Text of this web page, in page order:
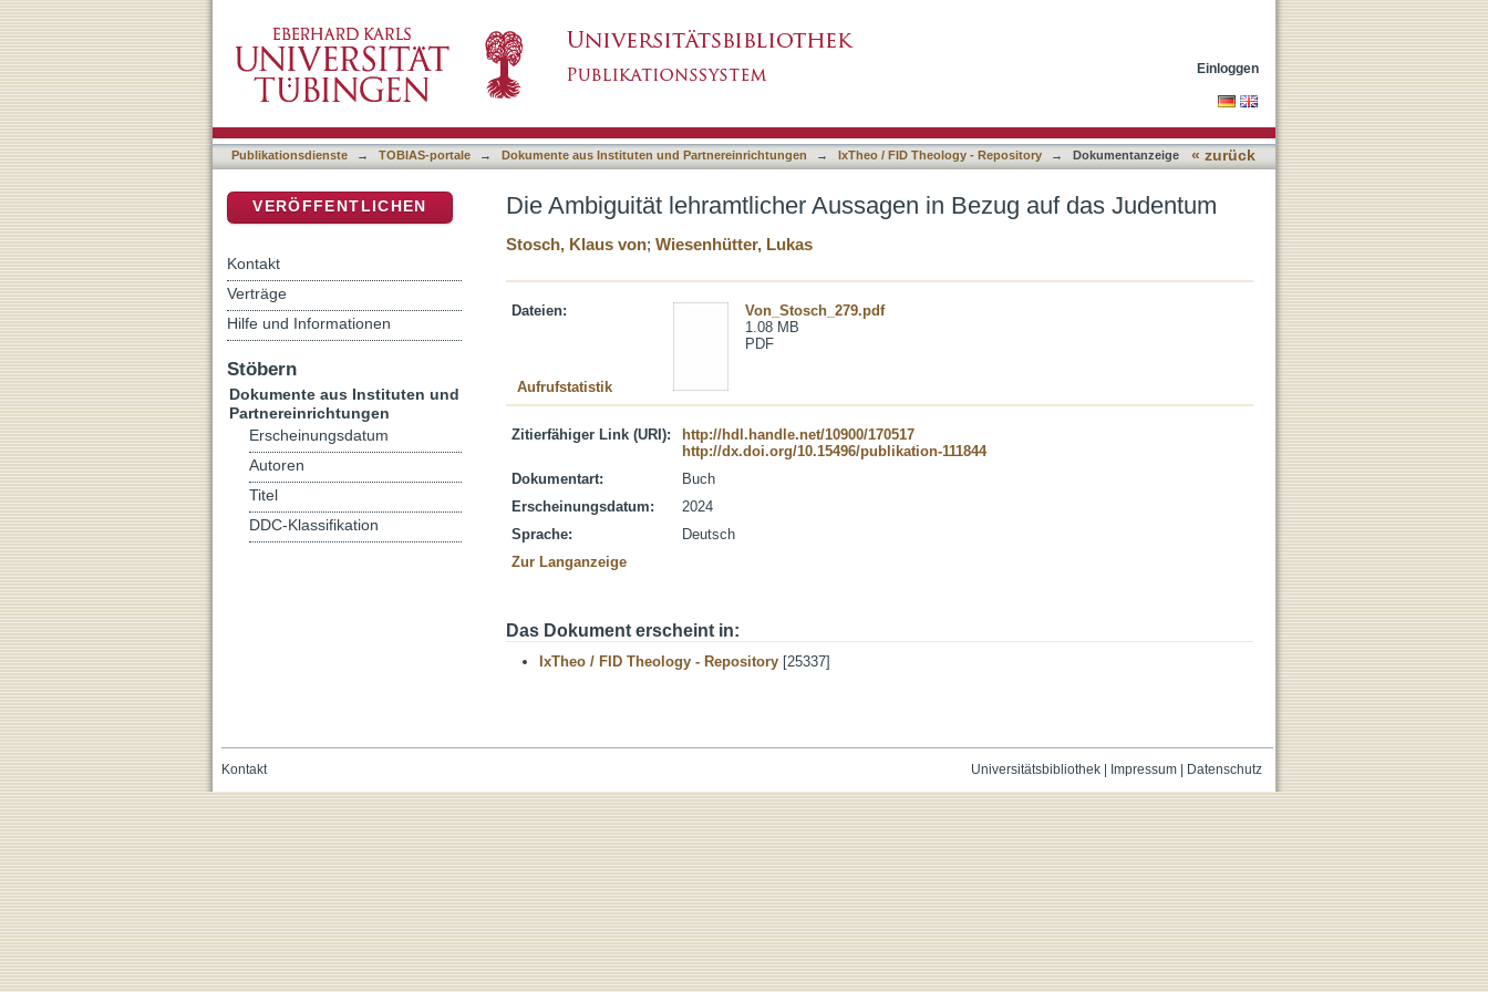
Einloggen
Publikationsdienste → TOBIAS-portale → Dokumente aus Instituten und Partnereinrichtungen → IxTheo / FID Theology - Repository → Dokumentanzeige « zurück
Die Ambiguität lehramtlicher Aussagen in Bezug auf das Judentum
Stosch, Klaus von; Wiesenhütter, Lukas
Dateien:
Von_Stosch_279.pdf
1.08 MB
PDF
Aufrufstatistik
Zitierfähiger Link (URI):
http://hdl.handle.net/10900/170517
http://dx.doi.org/10.15496/publikation-111844
Dokumentart:
Buch
Erscheinungsdatum:
2024
Sprache:
Deutsch
Zur Langanzeige
Das Dokument erscheint in:
IxTheo / FID Theology - Repository [25337]
VERÖFFENTLICHEN
Kontakt
Verträge
Hilfe und Informationen
Stöbern
Dokumente aus Instituten und
Partnereinrichtungen
Erscheinungsdatum
Autoren
Titel
DDC-Klassifikation
Universitätsbibliothek| Impressum| Datenschutz
Kontakt